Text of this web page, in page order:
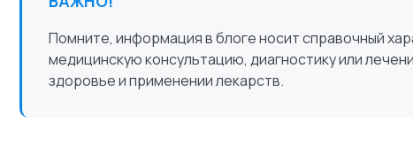
Помните, информация в блоге носит справочный
медицинскую консультацию, диагностику или
здоровье и применении лекарств.